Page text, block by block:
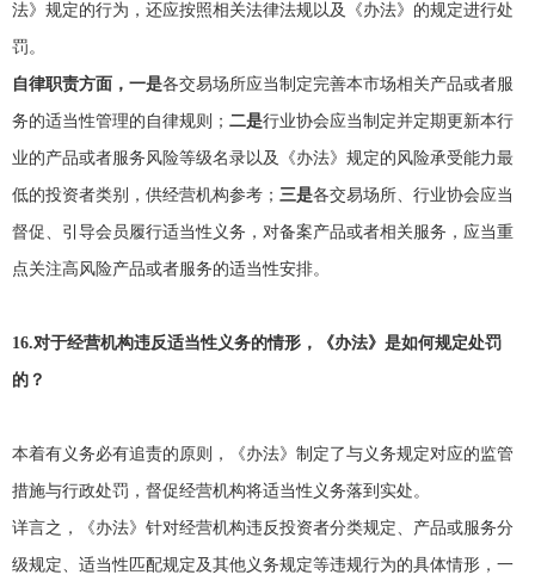
法》规定的行为，还应按照相关法律法规以及《办法》的规定进行处
罚。
自律职责方面，一是各交易场所应当制定完善本市场相关产品或者服
务的适当性管理的自律规则； 二是行业协会应当制定并定期更新本行
业的产品或者服务风险等级名录以及《办法》规定的风险承受能力最
低的投资者类别，供经营机构参考； 三是各交易场所、行业协会应当
督促、引导会员履行适当性义务，对备案产品或者相关服务，应当重
点关注高风险产品或者服务的适当性安排。
16.对于经营机构违反适当性义务的情形，《办法》是如何规定处罚
的？
本着有义务必有追责的原则，《办法》制定了与义务规定对应的监管
措施与行政处罚，督促经营机构将适当性义务落到实处。
详言之，《办法》针对经营机构违反投资者分类规定、产品或服务分
级规定、适当性匹配规定及其他义务规定等违规行为的具体情形，一